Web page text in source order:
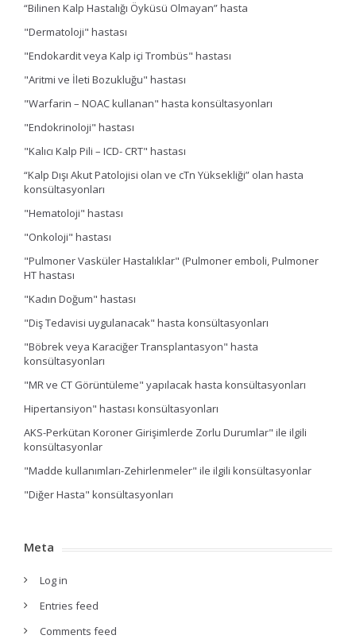
“Bilinen Kalp Hastalığı Öyküsü Olmayan” hasta
"Dermatoloji" hastası
"Endokardit veya Kalp içi Trombüs" hastası
"Aritmi ve İleti Bozukluğu" hastası
"Warfarin – NOAC kullanan" hasta konsültasyonları
"Endokrinoloji" hastası
"Kalıcı Kalp Pili – ICD- CRT" hastası
“Kalp Dışı Akut Patolojisi olan ve cTn Yüksekliği” olan hasta
konsültasyonları
"Hematoloji" hastası
"Onkoloji" hastası
"Pulmoner Vasküler Hastalıklar" (Pulmoner emboli, Pulmoner
HT hastası
"Kadın Doğum" hastası
"Diş Tedavisi uygulanacak" hasta konsültasyonları
"Böbrek veya Karaciğer Transplantasyon" hasta
konsültasyonları
"MR ve CT Görüntüleme" yapılacak hasta konsültasyonları
Hipertansiyon" hastası konsültasyonları
AKS-Perkütan Koroner Girişimlerde Zorlu Durumlar" ile ilgili
konsültasyonlar
"Madde kullanımları-Zehirlenmeler" ile ilgili konsültasyonlar
"Diğer Hasta" konsültasyonları
Meta
Log in
Entries feed
Comments feed